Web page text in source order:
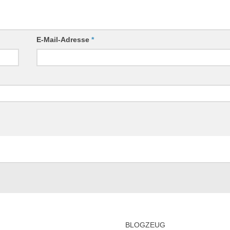
E-Mail-Adresse*
BLOGZEUG